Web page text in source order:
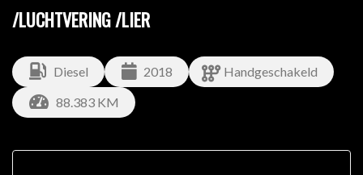
/LUCHTVERING /LIER
Diesel 2018
Handgeschakeld
88.383 KM